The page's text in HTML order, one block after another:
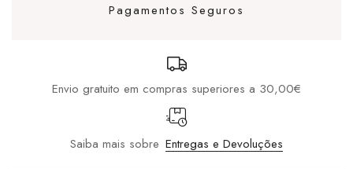
Pagamentos Seguros
Envio gratuito em compras superiores a 30,00€
Saiba mais sobre Entregas e Devoluções